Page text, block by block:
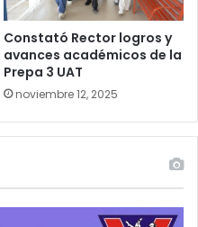
Constató Rector logros y
avances académicos de la
Prepa 3 UAT
noviembre 12, 2025